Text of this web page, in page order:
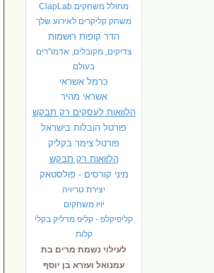
מחולל משחקים ClapLab
משחק קליקרים לאירוע שלך
הדר קופות רושמות
צדיקים, מקובלים, אדמו"רים
בעולם
כרמל אשראי
אשראי מהיר
הלוואות לעסקים רק תבקש
פורטל הובלות בישראל
פורטל צימר בקליק
הלוואות רק תבקש
מיני קורסים - פולסטאק
יצירת טריויה
יויו משחקים
קליפיקלפ - קליפ מדליק בקלי
קלות
לעילוי נשמת מרים בת
עמנואל ועזרא בן יוסף